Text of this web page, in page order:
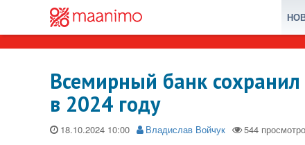
Всемирный банк
в 2024 году
18.10.2024 Владислав Войчук